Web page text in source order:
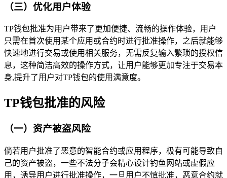
（三）优化用户体验
TP钱包批准为用户带来了更加便捷、流畅的操作体验，用户
只需在首次使用某个应用或合约时进行批准操作，之后就能够
快速地进行交易或使用相关服务，无需反复输入繁琐的授权信
息，这种简洁高效的操作方式，让用户能够更加专注于交易本
身,提升了用户对TP钱包的使用满意度。
TP钱包批准的风险
（一）资产被盗风险
倘若用户批准了恶意的智能合约或应用程序，极有可能导致自
己的资产被盗，一些不法分子会精心设计钓鱼网站或虚假应
用，诱导用户进行批准操作，一旦用户不慎批准，恶意合约就